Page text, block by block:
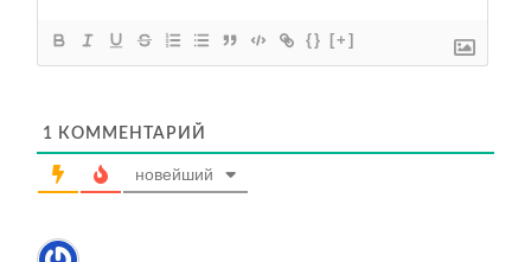
{} [+]
1 КОММЕНТАРИЙ
новейший